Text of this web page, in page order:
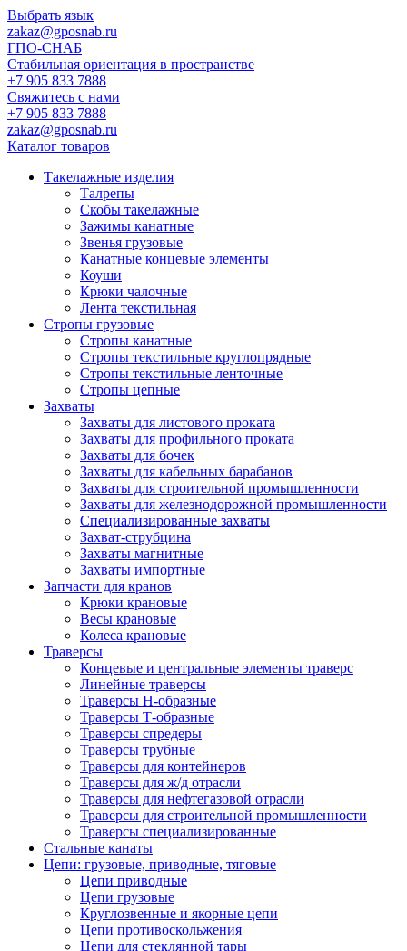
Выбрать язык
zakaz@gposnab.ru
ГПО-СНАБ
Стабильная ориентация в пространстве
+7 905 833 7888
Свяжитесь с нами
+7 905 833 7888
zakaz@gposnab.ru
Каталог товаров
Такелажные изделия
Талрепы
Скобы такелажные
Зажимы канатные
Звенья грузовые
Канатные концевые элементы
Коуши
Крюки чалочные
Лента текстильная
Стропы грузовые
Стропы канатные
Стропы текстильные круглопрядные
Стропы текстильные ленточные
Стропы цепные
Захваты
Захваты для листового проката
Захваты для профильного проката
Захваты для бочек
Захваты для кабельных барабанов
Захваты для строительной промышленности
Захваты для железнодорожной промышленности
Специализированные захваты
Захват-струбцина
Захваты магнитные
Захваты импортные
Запчасти для кранов
Крюки крановые
Весы крановые
Колеса крановые
Траверсы
Концевые и центральные элементы траверс
Линейные траверсы
Траверсы Н-образные
Траверсы Т-образные
Траверсы спредеры
Траверсы трубные
Траверсы для контейнеров
Траверсы для ж/д отрасли
Траверсы для нефтегазовой отрасли
Траверсы для строительной промышленности
Траверсы специализированные
Стальные канаты
Цепи: грузовые, приводные, тяговые
Цепи приводные
Цепи грузовые
Круглозвенные и якорные цепи
Цепи противоскольжения
Цепи для стеклянной тары